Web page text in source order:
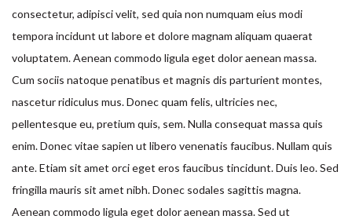
consectetur, adipisci velit, sed quia non numquam eius modi
tempora incidunt ut labore et dolore magnam aliquam quaerat
voluptatem. Aenean commodo ligula eget dolor aenean massa.
Cum sociis natoque penatibus et magnis dis parturient montes,
nascetur ridiculus mus. Donec quam felis, ultricies nec,
pellentesque eu, pretium quis, sem. Nulla consequat massa quis
enim. Donec vitae sapien ut libero venenatis faucibus. Nullam quis
ante. Etiam sit amet orci eget eros faucibus tincidunt. Duis leo. Sed
fringilla mauris sit amet nibh. Donec sodales sagittis magna.
Aenean commodo ligula eget dolor aenean massa. Sed ut